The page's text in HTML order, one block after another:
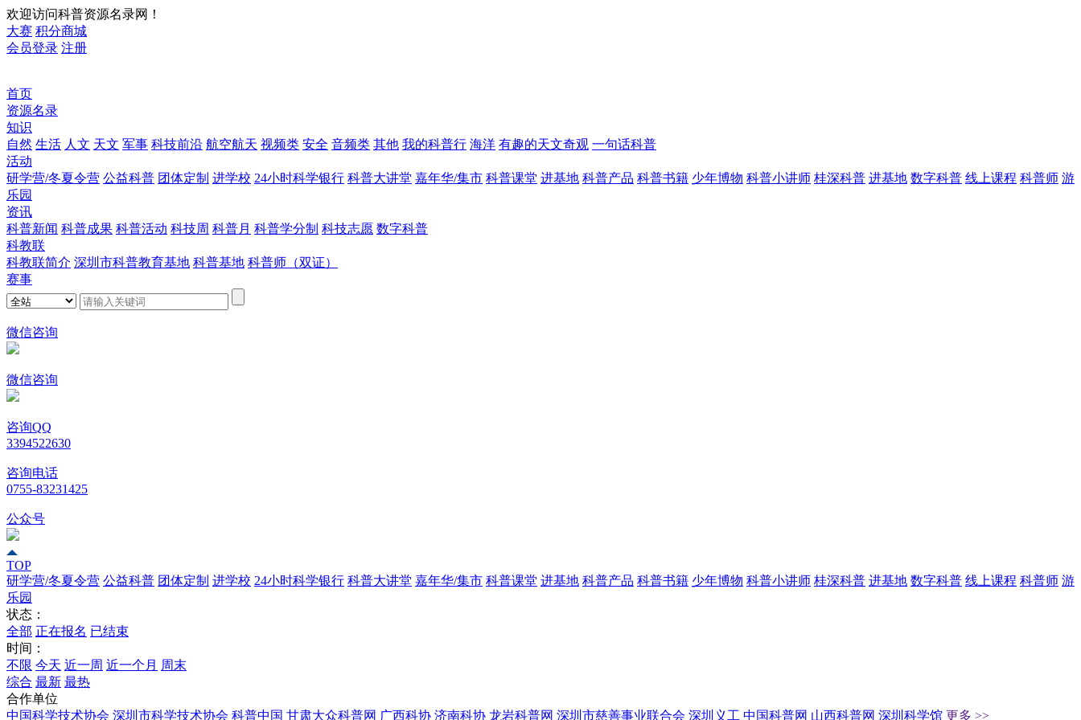
欢迎访问科普资源名录网！
大赛 积分商城
会员登录 注册
首页
资源名录
知识
自然 生活 人文 天文 军事 科技前沿 航空航天 视频类 安全 音频类 其他 我的科普行 海洋 有趣的天文奇观 一句话科普
活动
研学营/冬夏令营 公益科普 团体定制 进学校 24小时科学银行 科普大讲堂 嘉年华/集市 科普课堂 进基地 科普产品 科普书籍 少年博物 科普小讲师 桂深科普 进基地 数字科普 线上课程 科普师 游
乐园
资讯
科普新闻 科普成果 科普活动 科技周 科普月 科普学分制 科技志愿 数字科普
科教联
科教联简介 深圳市科普教育基地 科普基地 科普师（双证）
赛事
微信咨询
微信咨询
咨询QQ
3394522630
咨询电话
0755-83231425
公众号
TOP
研学营/冬夏令营 公益科普 团体定制 进学校 24小时科学银行 科普大讲堂 嘉年华/集市 科普课堂 进基地 科普产品 科普书籍 少年博物 科普小讲师 桂深科普 进基地 数字科普 线上课程 科普师 游
乐园
状态：
全部 正在报名 已结束
时间：
不限 今天 近一周 近一个月 周末
综合 最新 最热
合作单位
中国科学技术协会 深圳市科学技术协会 科普中国 甘肃大众科普网 广西科协 济南科协 龙岩科普网 深圳市慈善事业联合会 深圳义工 中国科普网 山西科普网 深圳科学馆 更多 >>